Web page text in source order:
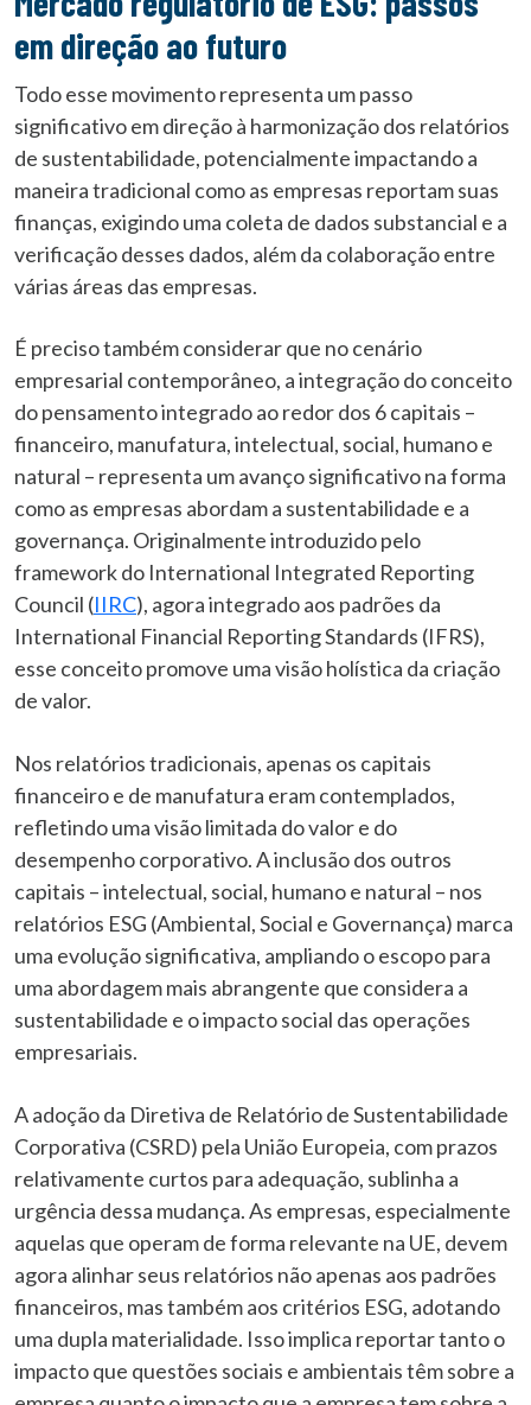
em direção ao futuro
Todo esse movimento representa um passo
significativo em direção à harmonização dos relatórios
de sustentabilidade, potencialmente impactando a
maneira tradicional como as empresas reportam suas
finanças, exigindo uma coleta de dados substancial e a
verificação desses dados, além da colaboração entre
várias áreas das empresas.
É preciso também considerar que no cenário
empresarial contemporâneo, a integração do conceito
do pensamento integrado ao redor dos 6 capitais –
financeiro, manufatura, intelectual, social, humano e
natural – representa um avanço significativo na forma
como as empresas abordam a sustentabilidade e a
governança. Originalmente introduzido pelo
framework do International Integrated Reporting
Council (IIRC), agora integrado aos padrões da
International Financial Reporting Standards (IFRS),
esse conceito promove uma visão holística da criação
de valor.
Nos relatórios tradicionais, apenas os capitais
financeiro e de manufatura eram contemplados,
refletindo uma visão limitada do valor e do
desempenho corporativo. A inclusão dos outros
capitais – intelectual, social, humano e natural – nos
relatórios ESG (Ambiental, Social e Governança) marca
uma evolução significativa, ampliando o escopo para
uma abordagem mais abrangente que considera a
sustentabilidade e o impacto social das operações
empresariais.
A adoção da Diretiva de Relatório de Sustentabilidade
Corporativa (CSRD) pela União Europeia, com prazos
relativamente curtos para adequação, sublinha a
urgência dessa mudança. As empresas, especialmente
aquelas que operam de forma relevante na UE, devem
agora alinhar seus relatórios não apenas aos padrões
financeiros, mas também aos critérios ESG, adotando
uma dupla materialidade. Isso implica reportar tanto o
impacto que questões sociais e ambientais têm sobre a